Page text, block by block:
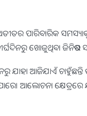
ପାରିବାରିକ ସମସ୍ୟାକୁ
ଖୋଜୁଥିବା ଜିନିଷର
ଯାହା ଆଜିଯାଏଁ
ଆଲୋଚନା କ୍ଷେତ୍ରରେ